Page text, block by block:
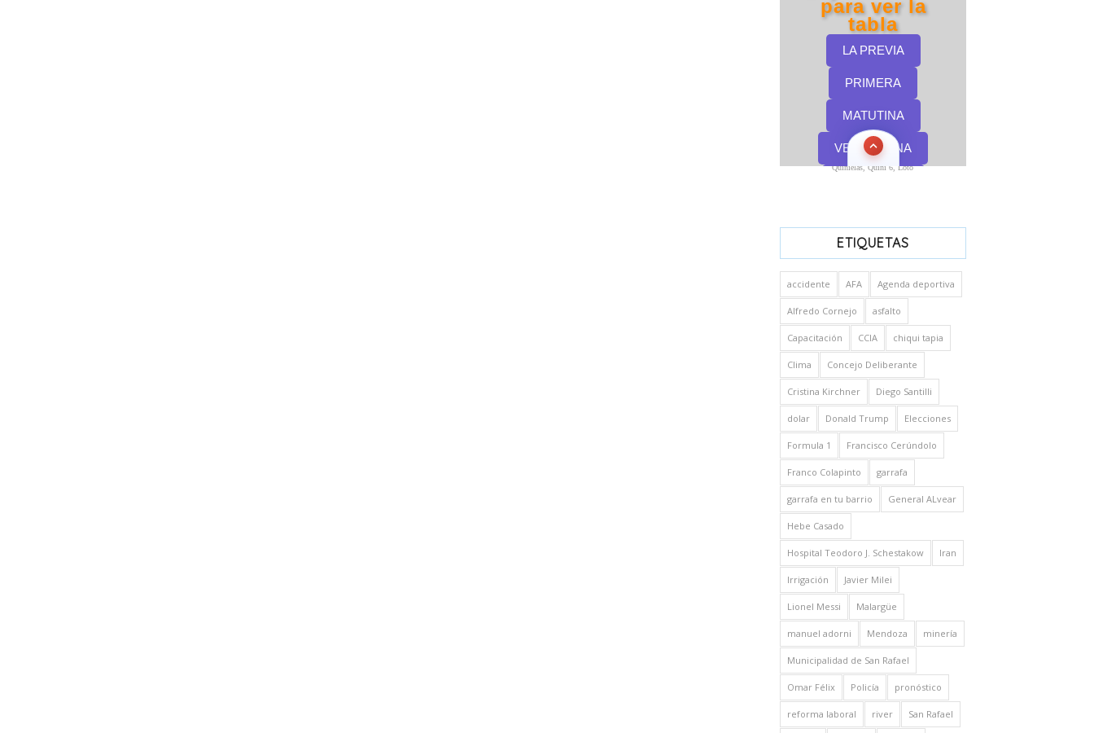
Quinielas, Quini 6, Loto
ETIQUETAS
accidente AFA Agenda deportiva
Alfredo Cornejo asfalto
Capacitación CCIA chiqui tapia
Clima Concejo Deliberante
Cristina Kirchner Diego Santilli
dolar Donald Trump Elecciones
Formula 1 Francisco Cerúndolo
Franco Colapinto garrafa
garrafa en tu barrio General ALvear
Hebe Casado
Hospital Teodoro J. Schestakow Iran
Irrigación Javier Milei
Lionel Messi Malargüe
manuel adorni Mendoza minería
Municipalidad de San Rafael
Omar Félix Policía pronóstico
reforma laboral river San Rafael